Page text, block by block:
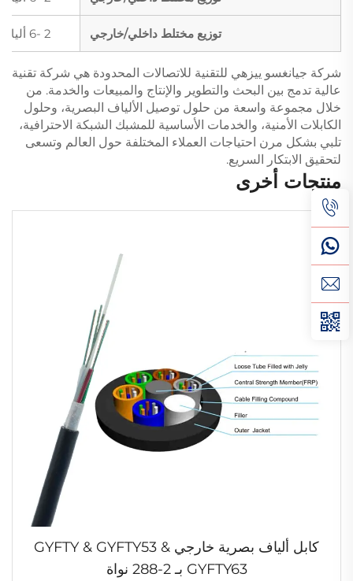
توزيع مختلط داخلي/خارجي 2 -6 ألياف
شركة جيانغسو ييزهي للتقنية للاتصالات المحدودة هي شركة تقنية
عالية تدمج بين البحث والتطوير والإنتاج والمبيعات والخدمة. من
خلال مجموعة واسعة من حلول توصيل الألياف البصرية، وحلول
الكابلات الأمنية، والخدمات الأساسية للمشبك الشبكة الاحترافية،
تلبي بشكل مرن احتياجات العملاء المختلفة حول العالم وتسعى
لتحقيق الابتكار السريع.
منتجات أخرى
كابل ألياف بصرية خارجي GYFTY & GYFTY53 &
GYFTY63 بـ 2-288 نواة